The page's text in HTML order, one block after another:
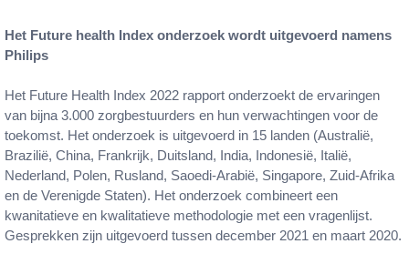
Het Future health Index onderzoek wordt uitgevoerd namens
Philips
Het Future Health Index 2022 rapport onderzoekt de ervaringen
van bijna 3.000 zorgbestuurders en hun verwachtingen voor de
toekomst. Het onderzoek is uitgevoerd in 15 landen (Australië,
Brazilië, China, Frankrijk, Duitsland, India, Indonesië, Italië,
Nederland, Polen, Rusland, Saoedi-Arabië, Singapore, Zuid-Afrika
en de Verenigde Staten). Het onderzoek combineert een
kwanitatieve en kwalitatieve methodologie met een vragenlijst.
Gesprekken zijn uitgevoerd tussen december 2021 en maart 2020.